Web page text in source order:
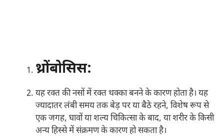
थ्रोंबोसिस:
यह रक्त की नसों में रक्त थक्का बनने के कारण होता है। यह
ज्यादातर लंबी समय तक बेड़ पर या बैठे रहने, विशेष रूप से
एक जगह, घावों या शल्य चिकित्सा के बाद, या शरीर के किसी
अन्य हिस्से में संक्रमण के कारण हो सकता है।